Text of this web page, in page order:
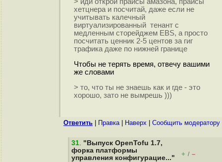
> иди открой прайсы амазона, прайсы
хетцнера и посчитай, даже если не
учитывать калечный
виртуализированный тенант с
медленным сторейджем EBS, а просто
посчитать ценник 2-5 центов за гиг
трафика даже по нижней границе
Чтобы не терять время, отвечу вашими
же словами
> то, что ты не знаешь как и где - это
хорошо, зато не вымрешь )))
Ответить Правка| Наверх Cообщить модератору
31. "Выпуск OpenTofu 1.7,
форка платформы
управления конфигурацие..."
+ / –